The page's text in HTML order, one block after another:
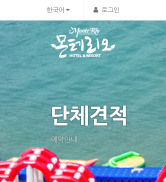
한국어 로그인
단체견적
예약안내
Sketchbook5, 스케치북5